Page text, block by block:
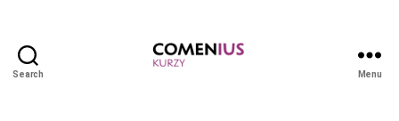
Search Menu